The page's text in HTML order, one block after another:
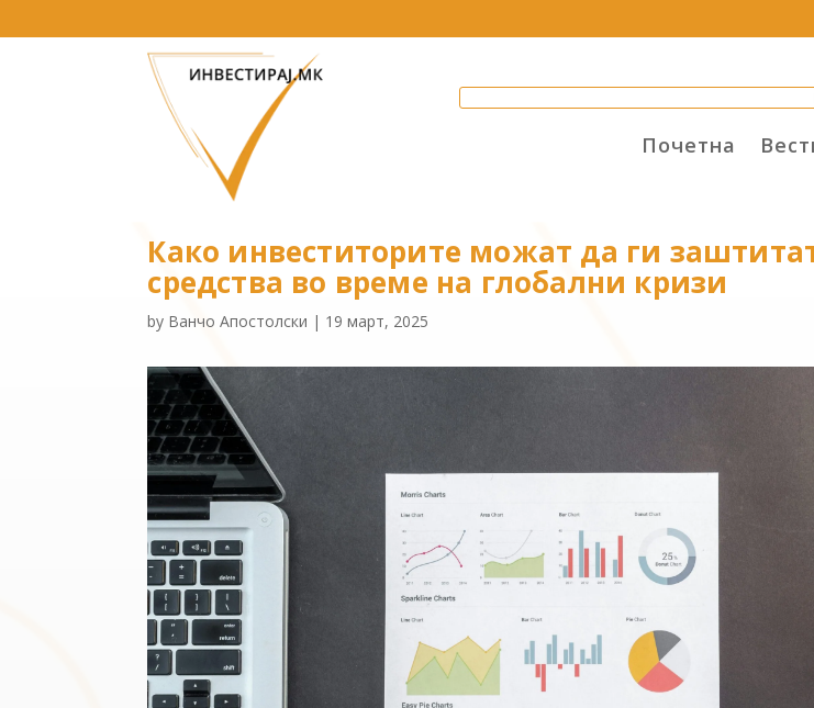
Почетна
Како инвеститорите можат да ги
средства во време на глобални кризи
by Ванчо Апостолски | 19 март, 2025